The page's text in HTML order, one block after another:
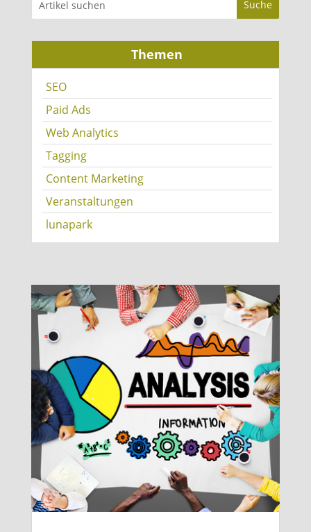
Themen
SEO
Paid Ads
Web Analytics
Tagging
Content Marketing
Veranstaltungen
lunapark